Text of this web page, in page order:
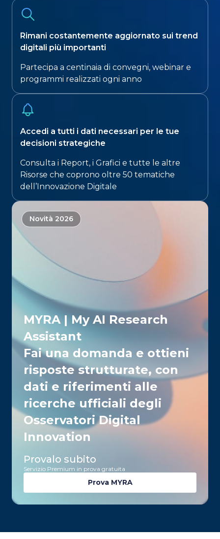
Rimani costantemente aggiornato sui trend
digitali più importanti​
Partecipa a centinaia di convegni, webinar e
programmi realizzati ogni anno
Accedi a tutti i dati necessari per le tue
decisioni strategiche​
Consulta i Report, i Grafici e tutte le altre
Risorse che coprono oltre 50 tematiche
dell’Innovazione Digitale​
Novità 2026
MYRA | My AI Research
Assistant
Fai una domanda e ottieni
risposte strutturate, con
dati e riferimenti alle
ricerche ufficiali degli
Osservatori Digital
Innovation
Provalo subito
Servizio Premium in prova gratuita
Prova MYRA